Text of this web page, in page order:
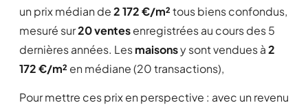
un prix médian de2 172 €/m²tous biens confondus,
mesuré sur20 ventesenregistrées au cours des 5
dernières années. Lesmaisonsy sont vendues à2
172 €/m² en médiane (20 transactions),
Pour mettre ces prix en perspective : avec un revenu